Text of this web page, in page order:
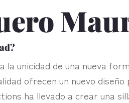
la unicidad de una nueva
ofrecen un nuevo diseño
ha llevado a crear una